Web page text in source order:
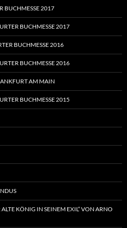
BUCHMESSE 2017
BUCHMESSE 2017
BUCHMESSE 2016
BUCHMESSE 2016
AM MAIN
BUCHMESSE 2015
KÖNIG IN SEINEM EXIL“ VON ARNO